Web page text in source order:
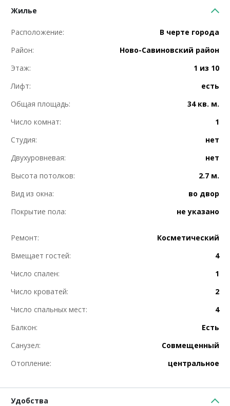
Жилье
Расположение:
В черте города
Район:
Ново-Савиновский район
Этаж:
1 из 10
Лифт:
есть
Общая площадь:
34 кв. м.
Число комнат:
1
Студия:
нет
Двухуровневая:
нет
Высота потолков:
2.7 м.
Вид из окна:
во двор
Покрытие пола:
не указано
Ремонт:
Косметический
Вмещает гостей:
4
Число спален:
1
Число кроватей:
2
Число спальных мест:
4
Балкон:
Есть
Санузел:
Совмещенный
Отопление:
центральное
Удобства